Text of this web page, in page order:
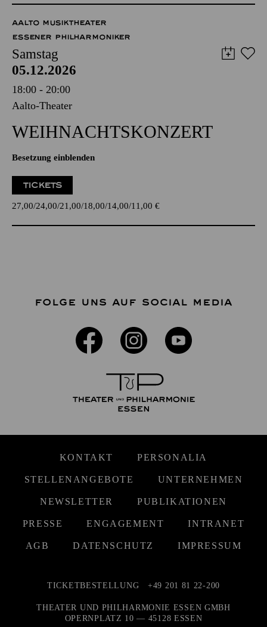
AALTO MUSIKTHEATER
ESSENER PHILHARMONIKER
Samstag
05.12.2026
18:00 - 20:00
Aalto-Theater
WEIHNACHTS­KONZERT
Besetzung einblenden
TICKETS
27,00 24,00 21,00 18,00 14,00 11,00 €
FOLGE UNS AUF SOCIAL MEDIA
KONTAKT PERSONALIA
STELLENANGEBOTE UNTERNEHMEN
NEWSLETTER PUBLIKATIONEN
PRESSE ENGAGEMENT INTRANET
AGB DATENSCHUTZ IMPRESSUM
TICKETBESTELLUNG +49 201 81 22-200
THEATER UND PHILHARMONIE ESSEN GMBH
OPERNPLATZ 10 — 45128 ESSEN